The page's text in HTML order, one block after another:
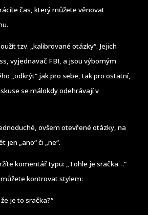
čas, který můžete věnovat
tzv. „kalibrované otázky“. Jejich
vyjednavač FBI, a jsou výborným
„odkrýt“ jak pro sebe, tak pro ostatní,
se málokdy odehrávají v
ovšem otevřené otázky, na
jen „ano“ či „ne“.
komentář typu: „Tohle je sračka…“
kontrovat stylem:
je to sračka?“